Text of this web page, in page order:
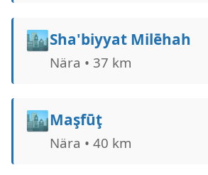
🏙️Sha'biyyat Milе̄hah
Nära • 37 km
🏙️Maşfūţ
Nära • 40 km